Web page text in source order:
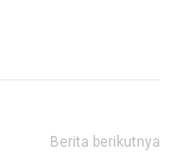
Berita berikutnya